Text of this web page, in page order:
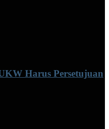
Harus Persetujuan